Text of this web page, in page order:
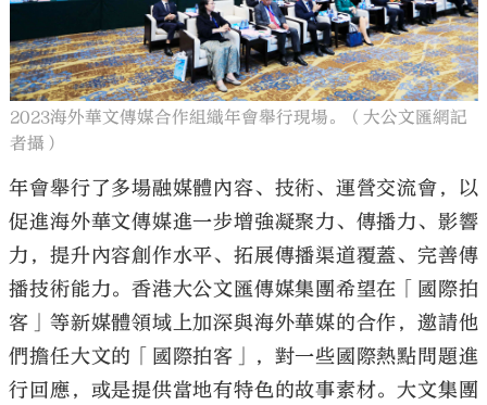
2023海外華文傳媒合作組織年會舉行現場。（大公文匯網記
者攝）
年會舉行了多場融媒體內容、技術、運營交流會，以
促進海外華文傳媒進一步增強凝聚力、傳播力、影響
力，提升內容創作水平、拓展傳播渠道覆蓋、完善傳
播技術能力。香港大公文匯傳媒集團希望在「國際拍
客」等新媒體領域上加深與海外華媒的合作，邀請他
們擔任大文的「國際拍客」，對一些國際熱點問題進
行回應，或是提供當地有特色的故事素材。大文集團